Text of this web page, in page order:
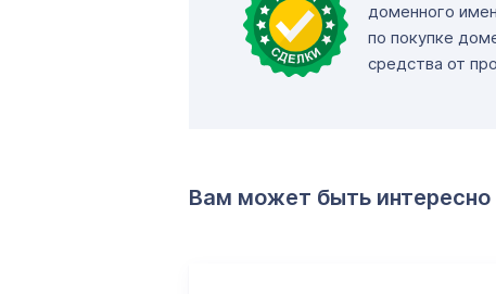
доменного
по покупке
средства от
Вам может быть интересно